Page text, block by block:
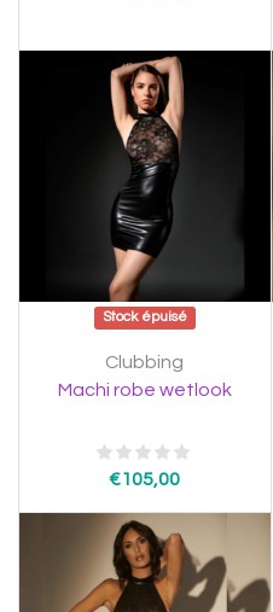
Stock épuisé
Clubbing
Machi robe wetlook
€105,00